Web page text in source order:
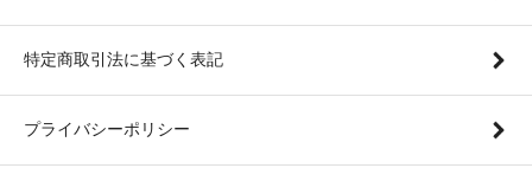
特定商取引法に基づく表記
プライバシーポリシー